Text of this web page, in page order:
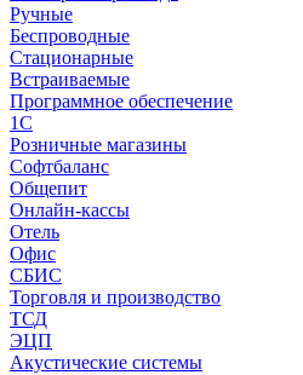
Ручные
Беспроводные
Стационарные
Встраиваемые
Программное обеспечение
1С
Розничные магазины
Софтбаланс
Общепит
Онлайн-кассы
Отель
Офис
СБИС
Торговля и производство
ТСД
ЭЦП
Акустические системы